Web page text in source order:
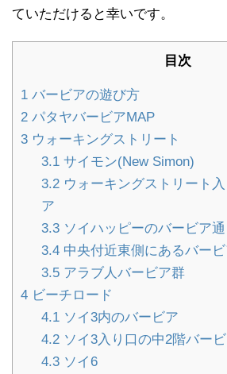
ていただけると幸いです。
目次
1 バービアの遊び方
2 パタヤバービアMAP
3 ウォーキングストリート
3.1サイモン(New Simon)
3.2ウォーキングストリート
ア
3.3ソイハッピーのバービア通
3.4中央付近東側にあるバー
3.5アラブ人バービア群
4 ビーチロード
4.1ソイ3内のバービア
4.2ソイ3入り口の中2階バー
4.3ソイ6